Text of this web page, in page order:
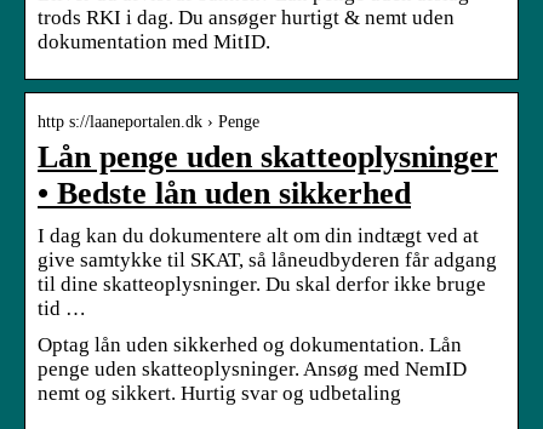
trods RKI i dag. Du ansøger hurtigt & nemt uden
dokumentation med MitID.
http s://laaneportalen.dk › Penge
Lån penge uden skatteoplysninger
• Bedste lån uden sikkerhed
I dag kan du dokumentere alt om din indtægt ved at
give samtykke til SKAT, så låneudbyderen får adgang
til dine skatteoplysninger. Du skal derfor ikke bruge
tid …
Optag lån uden sikkerhed og dokumentation. Lån
penge uden skatteoplysninger. Ansøg med NemID
nemt og sikkert. Hurtig svar og udbetaling